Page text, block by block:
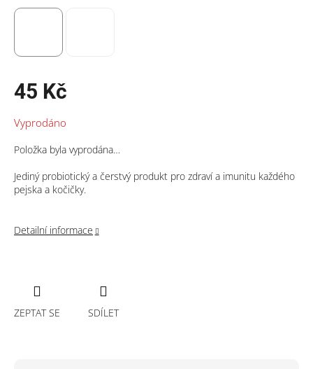
45 Kč
cena:
Vyprodáno
Položka byla vyprodána…
Jediný probiotický a čerstvý produkt pro zdraví a imunitu každého
pejska a kočičky.
Detailní informace
ZEPTAT SE SDÍLET